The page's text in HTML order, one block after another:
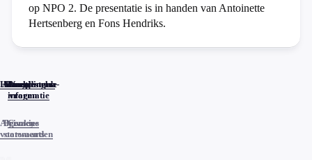
op NPO 2. De presentatie is in handen van Antoinette
Hertsenberg en Fons Hendriks.
Home
Actueel
Uitzendingen
Reacties
Programma-
informatie
Veelgestelde
vragen
Algemene
voorwaarden
Privacy
statements
Cookies